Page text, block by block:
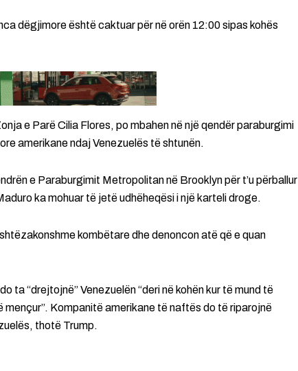
dëgjimore është caktuar për në orën 12:00 sipas kohës
e Parë Cilia Flores, po mbahen në një qendër paraburgimi
amerikane ndaj Venezuelës të shtunën.
e Paraburgimit Metropolitan në Brooklyn për t’u përballur
ka mohuar të jetë udhëheqësi i një karteli droge.
kombëtare dhe denoncon atë që e quan
ta “drejtojnë” Venezuelën “deri në kohën kur të mund të
Kompanitë amerikane të naftës do të riparojnë
thotë Trump.